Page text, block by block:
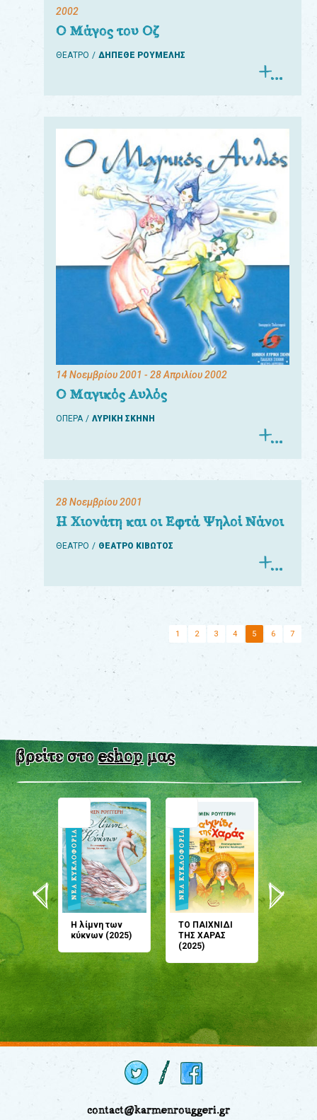
2002
Ο Μάγος του Οζ
ΘΕΑΤΡΟ ΔΗΠΕΘΕ ΡΟΥΜΕΛΗΣ
14 Νοεμβρίου 2001 - 28 Απριλίου 2002
Ο Μαγικός Αυλός
ΟΠΕΡΑ ΛΥΡΙΚΗ ΣΚΗΝΗ
28 Νοεμβρίου 2001
Η Χιονάτη και οι Εφτά Ψηλοί Νάνοι
ΘΕΑΤΡΟ ΘΕΑΤΡΟ ΚΙΒΩΤΟΣ
1 2 3 4 5 6 7
βρείτε στοeshopμας
Η λίμνη των
κύκνων (2025)
ΤΟ ΠΑΙΧΝΙΔΙ
ΤΗΣ ΧΑΡΑΣ
(2025)
μου;
(2024)
contact@karmenrouggeri.gr